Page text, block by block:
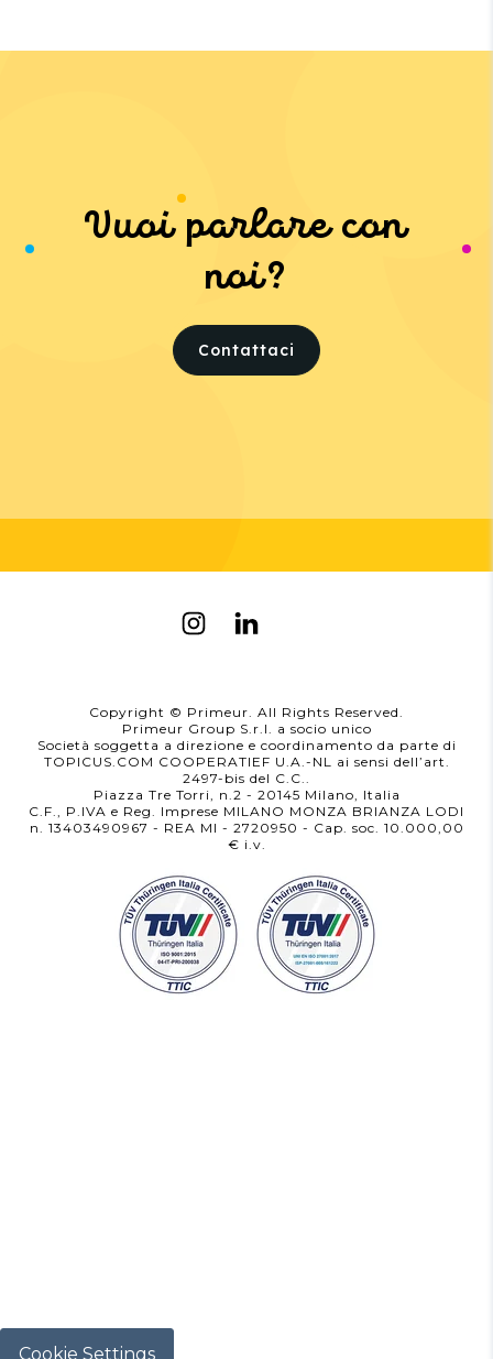
Vuoi parlare con
noi?
Contattaci
Copyright © Primeur. All Rights Reserved.
Primeur Group S.r.l. a socio unico
Società soggetta a direzione e coordinamento da parte di
TOPICUS.COM COOPERATIEF U.A.-NL ai sensi dell’art.
2497-bis del C.C..
Piazza Tre Torri, n.2 - 20145 Milano, Italia
C.F., P.IVA e Reg. Imprese MILANO MONZA BRIANZA LODI
n. 13403490967 - REA MI - 2720950 - Cap. soc. 10.000,00
i.v.
Cookie Settings